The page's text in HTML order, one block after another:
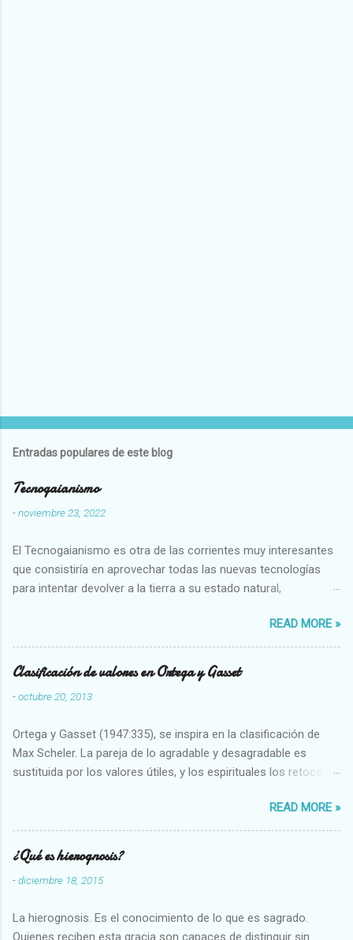
Entradas populares de este blog
Tecnogaianismo
-noviembre 23, 2022
El Tecnogaianismo es otra de las corrientes muy interesantes
que consistiría en aprovechar todas las nuevas tecnologías
para intentar devolver a la tierra a su estado natural,
READ MORE »
Clasificación de valores en Ortega y Gasset
-octubre 20, 2013
Ortega y Gasset (1947:335), se inspira en la clasificación de
Max Scheler. La pareja de lo agradable y desagradable es
sustituida por los valores útiles, y los espirituales los retoca.
Abundante-Escaso,etc 2 VITALES Sano-Enfermo Selecto-
Vulgar Enérgico-Inerte Fuerte-Débil,etc. 3 ESPIRITUALES a)
Intelectuales Conocimiento-Error Exacto-Aproximado
Evidente-Probable,etc b) Morales Bueno-malo Bondadoso-
malvado Justo-Injusto Escrupuloso-Relajado Leal-Desleal,etc.
Armonioso-Inarmonioso 4 RELIGIOSOS Santo-Pr...
READ MORE »
¿Qué es hierognosis?
-diciembre 18, 2015
La hierognosis. Es el conocimiento de lo que es sagrado.
Quienes reciben esta gracia son capaces de distinguir sin